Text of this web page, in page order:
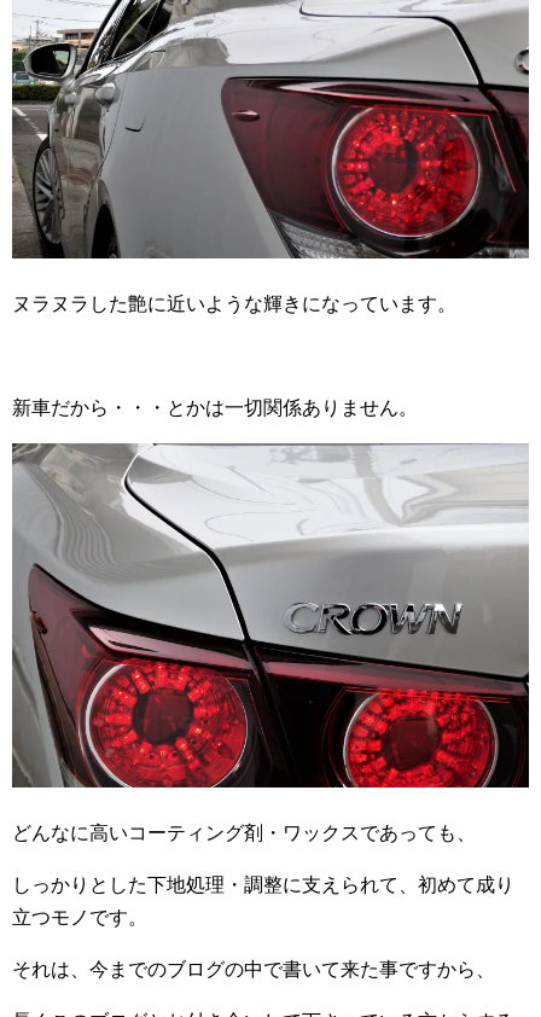
ヌラヌラした艶に近いような輝きになっています。
新車だから・・・とかは一切関係ありません。
どんなに高いコーティング剤・ワックスであっても、
しっかりとした下地処理・調整に支えられて、初めて成り
立つモノです。
それは、今までのブログの中で書いて来た事ですから、